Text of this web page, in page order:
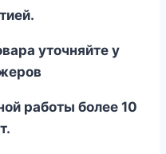
уточняйте у
работы более 10